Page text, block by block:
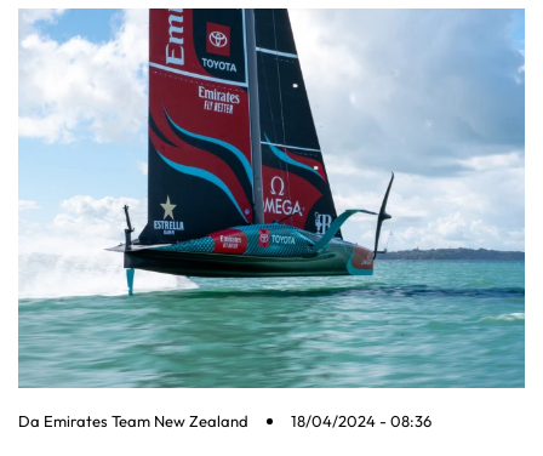
Da Emirates Team New Zealand 18/04/2024 - 08:36